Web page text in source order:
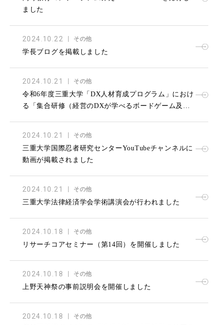
ました
2024.10.22 その他
学長ブログを掲載しました
2024.10.21 その他
令和6年度三重大学「DX人材育成プログラム」におけ
る「集合研修（経営のDXが学べるボードゲーム及び
2024.10.21 その他
三重大学国際忍者研究センターYouTubeチャンネルに
動画が掲載されました
2024.10.21 その他
三重大学法律経済学会学術講演会が行われました
2024.10.18 その他
リサーチコアセミナー（第14回）を開催しました
2024.10.18 その他
上野天神祭の事前説明会を開催しました
2024.10.18 その他